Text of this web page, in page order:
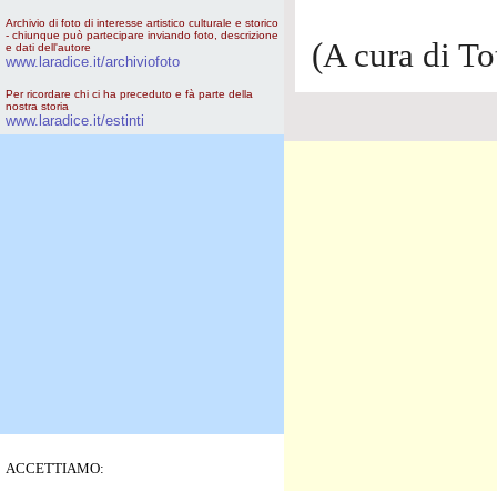
Archivio di foto di interesse artistico culturale e storico
- chiunque può partecipare inviando foto, descrizione
e dati dell'autore
www.laradice.it/archiviofoto
Per ricordare chi ci ha preceduto e fà parte della
nostra storia
www.laradice.it/estinti
ACCETTIAMO:
(A cura di